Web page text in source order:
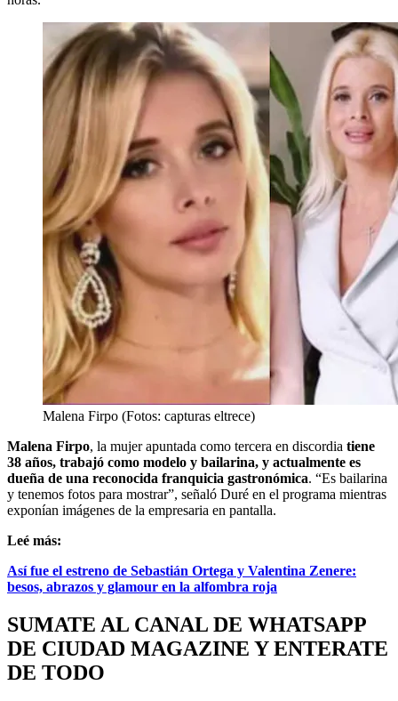
Malena Firpo (Fotos: capturas eltrece)
Malena Firpo, la mujer apuntada como tercera en discordia tiene
38 años, trabajó como modelo y bailarina, y actualmente es
dueña de una reconocida franquicia gastronómica. “Es bailarina
y tenemos fotos para mostrar”, señaló Duré en el programa mientras
exponían imágenes de la empresaria en pantalla.
Leé más:
Así fue el estreno de Sebastián Ortega y Valentina Zenere:
besos, abrazos y glamour en la alfombra roja
SUMATE AL CANAL DE WHATSAPP
DE CIUDAD MAGAZINE Y ENTERATE
DE TODO